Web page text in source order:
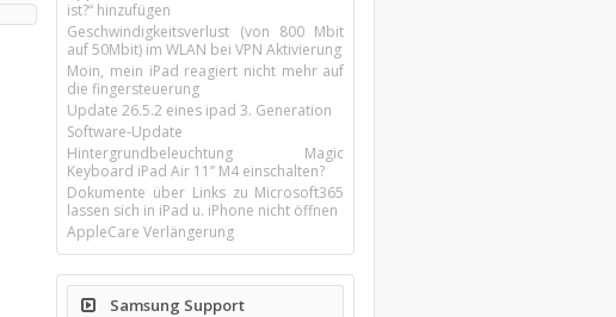
ist?“ hinzufügen
Geschwindigkeitsverlust (von 800 Mbit
auf 50Mbit) im WLAN bei VPN Aktivierung
Moin, mein iPad reagiert nicht mehr auf
die fingersteuerung
Update 26.5.2 eines ipad 3. Generation
Software-Update
Hintergrundbeleuchtung Magic
Keyboard iPad Air 11’’ M4 einschalten?
Dokumente über Links zu Microsoft365
lassen sich in iPad u. iPhone nicht öffnen
AppleCare Verlängerung
Samsung Support